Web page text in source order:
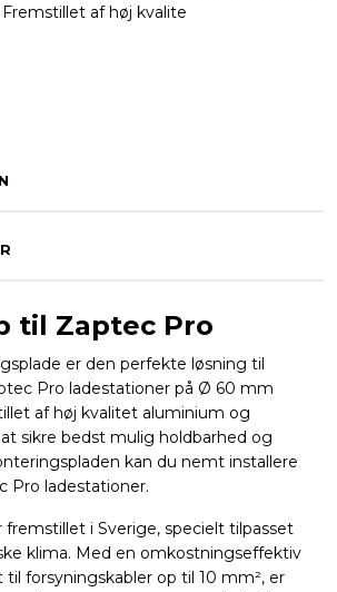
af høj kvalite
til Zaptec Pro
er den perfekte løsning til
Pro ladestationer på Ø 60 mm
af høj kvalitet aluminium og
sikre bedst mulig holdbarhed og
kan du nemt installere
Pro ladestationer.
i Sverige, specielt tilpasset
klima. Med en omkostningseffektiv
til forsyningskabler op til 10 mm², er